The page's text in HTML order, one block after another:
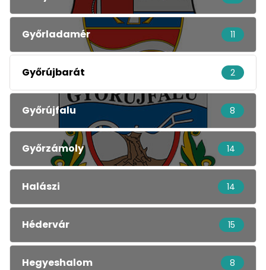
Győrladamér 11
Győrújbarát 2
Győrújfalu 8
Győrzámoly 14
Halászi 14
Hédervár 15
Hegyeshalom 8